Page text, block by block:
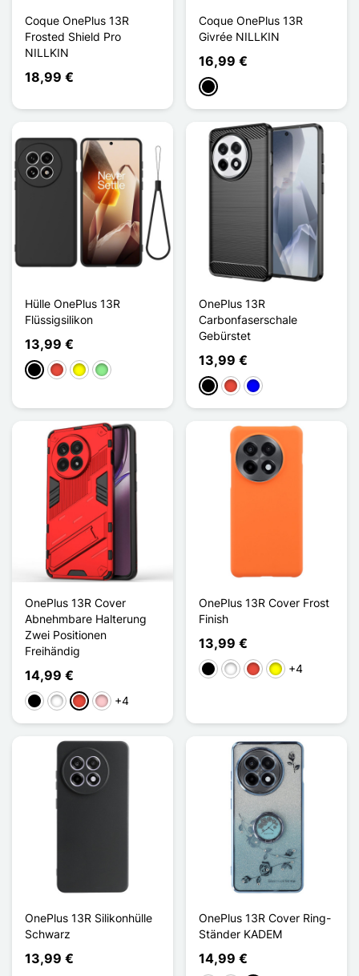
Coque OnePlus 13R
Frosted Shield Pro
NILLKIN
18,99 €
Coque OnePlus 13R
Givrée NILLKIN
16,99 €
Schwarz
Hülle OnePlus 13R
Flüssigsilikon
13,99 €
Schwarz
Rot GelbHellgrün
OnePlus 13R
Carbonfaserschale
Gebürstet
13,99 €
Schwarz
Rot Blau
OnePlus 13R Cover
Abnehmbare Halterung
Zwei Positionen
Freihändig
14,99 €
Schwarz
WeißRot Pink+4
OnePlus 13R Cover Frost
Finish
13,99 €
Schwarz
WeißRot Gelb+4
OnePlus 13R Silikonhülle
Schwarz
13,99 €
OnePlus 13R Cover Ring-
Ständer KADEM
14,99 €